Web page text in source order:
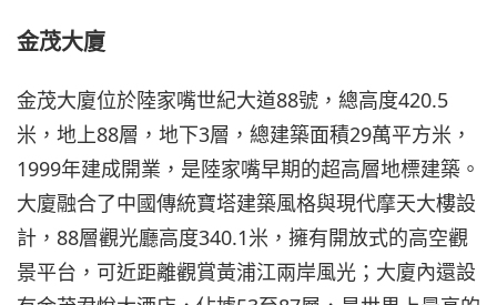
金茂大廈
金茂大廈位於陸家嘴世紀大道88號，總高度420.5
米，地上88層，地下3層，總建築面積29萬平方米，
1999年建成開業，是陸家嘴早期的超高層地標建築。
大廈融合了中國傳統寶塔建築風格與現代摩天大樓設
計，88層觀光廳高度340.1米，擁有開放式的高空觀
景平台，可近距離觀賞黃浦江兩岸風光；大廈內還設